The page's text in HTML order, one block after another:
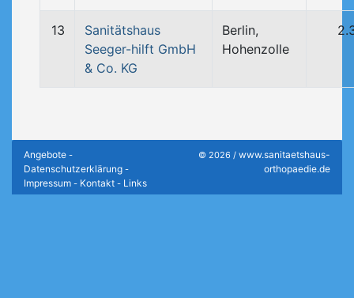
13
Sanitätshaus
Seeger-hilft GmbH
& Co. KG
Berlin,
Hohenzolle
Angebote -
Datenschutzerklärung -
Impressum - Kontakt - Links
© 2026 / www.sanitaetshaus-
orthopaedie.de